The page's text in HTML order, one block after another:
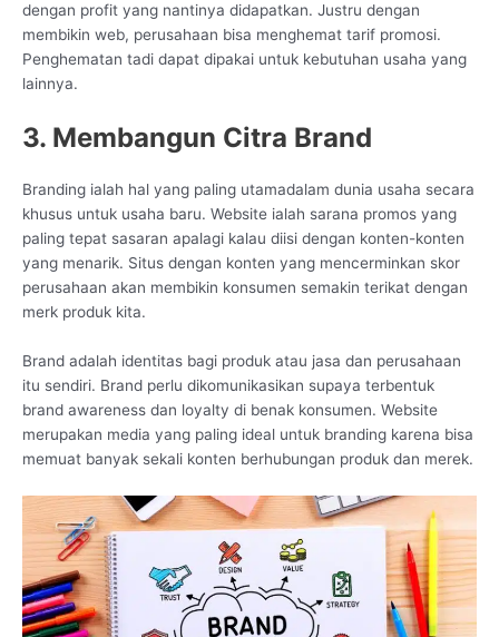
dengan profit yang nantinya didapatkan. Justru dengan
membikin web, perusahaan bisa menghemat tarif promosi.
Penghematan tadi dapat dipakai untuk kebutuhan usaha yang
lainnya.
3. Membangun Citra Brand
Branding ialah hal yang paling utamadalam dunia usaha secara
khusus untuk usaha baru. Website ialah sarana promos yang
paling tepat sasaran apalagi kalau diisi dengan konten-konten
yang menarik. Situs dengan konten yang mencerminkan skor
perusahaan akan membikin konsumen semakin terikat dengan
merk produk kita.
Brand adalah identitas bagi produk atau jasa dan perusahaan
itu sendiri. Brand perlu dikomunikasikan supaya terbentuk
brand awareness dan loyalty di benak konsumen. Website
merupakan media yang paling ideal untuk branding karena bisa
memuat banyak sekali konten berhubungan produk dan merek.